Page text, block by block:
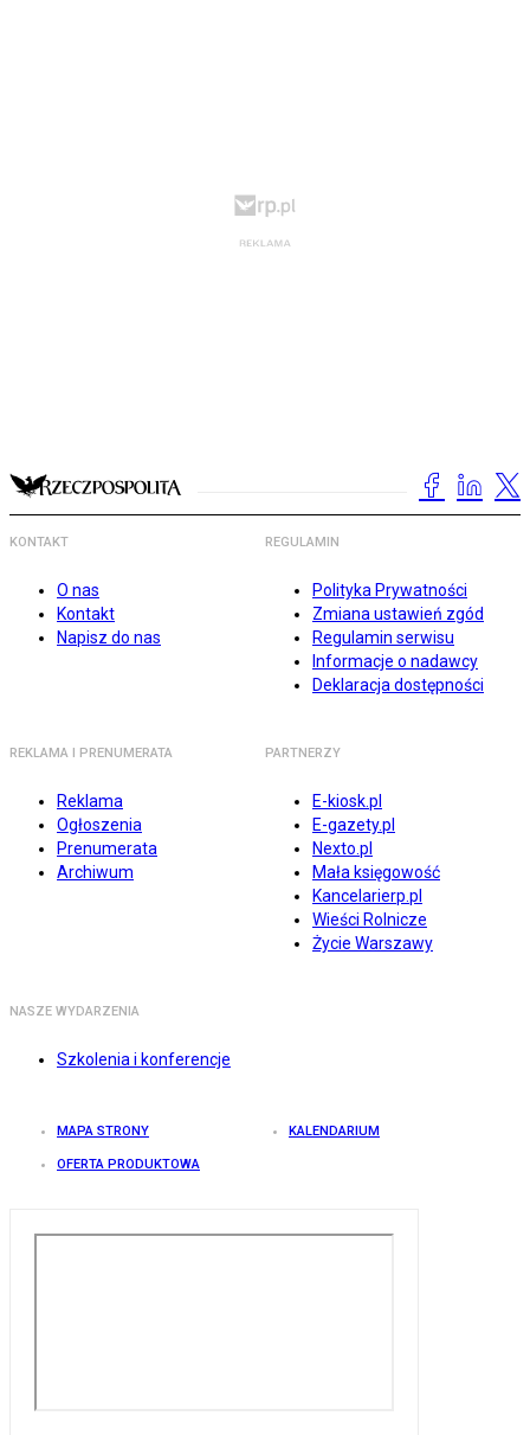
KONTAKT
O nas
Kontakt
Napisz do nas
REGULAMIN
Polityka Prywatności
Zmiana ustawień zgód
Regulamin serwisu
Informacje o nadawcy
Deklaracja dostępności
REKLAMA I PRENUMERATA
Reklama
Ogłoszenia
Prenumerata
Archiwum
PARTNERZY
E-kiosk.pl
E-gazety.pl
Nexto.pl
Mała księgowość
Kancelarierp.pl
Wieści Rolnicze
Życie Warszawy
NASZE WYDARZENIA
Szkolenia i konferencje
MAPA STRONY KALENDARIUM
OFERTA PRODUKTOWA